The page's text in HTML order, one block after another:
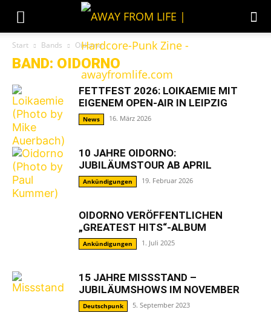
Start Bands Oidorno
BAND: OIDORNO
FETTFEST 2026: LOIKAEMIE MIT
EIGENEM OPEN-AIR IN LEIPZIG
News 16. März 2026
10 JAHRE OIDORNO:
JUBILÄUMSTOUR AB APRIL
Ankündigungen 19. Februar 2026
OIDORNO VERÖFFENTLICHEN
„GREATEST HITS“-ALBUM
Ankündigungen 1. Juli 2025
15 JAHRE MISSSTAND –
JUBILÄUMSHOWS IM NOVEMBER
Deutschpunk 5. September 2023